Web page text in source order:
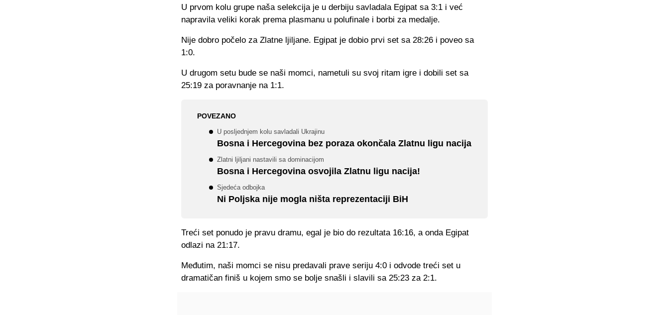
U prvom kolu grupe naša selekcija je u derbiju savladala Egipat sa 3:1 i već
napravila veliki korak prema plasmanu u polufinale i borbi za medalje.
Nije dobro počelo za Zlatne ljiljane. Egipat je dobio prvi set sa 28:26 i poveo sa
1:0.
U drugom setu bude se naši momci, nametuli su svoj ritam igre i dobili set sa
25:19 za poravnanje na 1:1.
POVEZANO
U posljednjem kolu savladali Ukrajinu
Bosna i Hercegovina bez poraza okončala Zlatnu ligu nacija
Zlatni ljiljani nastavili sa dominacijom
Bosna i Hercegovina osvojila Zlatnu ligu nacija!
Sjedeća odbojka
Ni Poljska nije mogla ništa reprezentaciji BiH
Treći set ponudo je pravu dramu, egal je bio do rezultata 16:16, a onda Egipat
odlazi na 21:17.
Međutim, naši momci se nisu predavali prave seriju 4:0 i odvode treći set u
dramatičan finiš u kojem smo se bolje snašli i slavili sa 25:23 za 2:1.